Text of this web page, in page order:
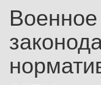
Военное